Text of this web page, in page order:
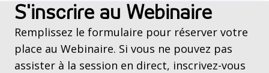
S'inscrire au Webinaire
Remplissez le formulaire pour réserver votre
place au Webinaire. Si vous ne pouvez pas
assister à la session en direct, inscrivez-vous